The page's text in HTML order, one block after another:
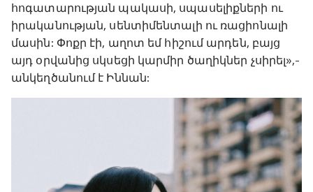
հոգատարության պակասի, սպասելիքների ու
իրականության, սենտիմենտալի ու ռացիոնալի
մասին: Փոքր էի, աղոտ եմ հիշում արդեն, բայց
այդ օրվանից սկսեցի կարմիր ծաղիկներ չսիրել»,-
անկեղծանում է Իննան: